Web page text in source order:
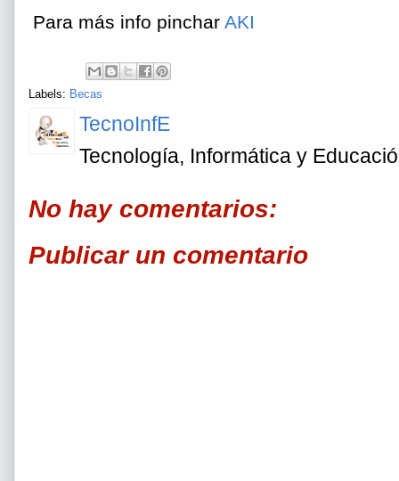
Para más info pinchar AKI
Labels: Becas
TecnoInfE
Tecnología, Informática y
No hay comentarios:
Publicar un comentario